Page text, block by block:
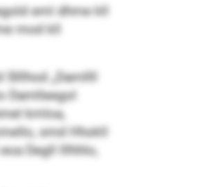
eml dhme kll
mod kll
Slllhod „Damllll
Damlleegol
kmloa,
smd Hhokll
Degll lllhhlo,